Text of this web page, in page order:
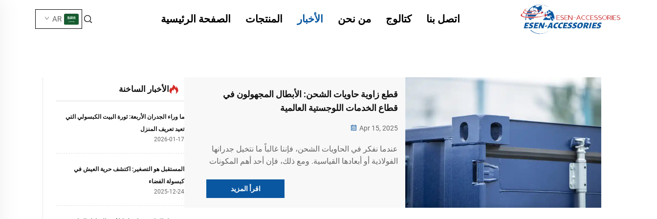
الصفحة الرئيسية المنتجات الأخبار من نحن كتالوج اتصل بنا AR
‌قطع زاوية حاويات الشحن: الأبطال المجهولون في
قطاع الخدمات اللوجستية العالمية
Apr 15, 2025
عندما نفكر في الحاويات الشحن، فإننا غالباً ما نتخيل جدرانها
الفولاذية أو أبعادها القياسية. ومع ذلك، فإن أحد أهم المكونات
اقرأ المزيد
الأخبار الساخنة
ما وراء الجدران الأربعة: ثورة البيت الكبسولي التي
تعيد تعريف المنزل
2026-01-17
المستقبل هو التصغير: اكتشف حرية العيش في
كبسولة الفضاء
2025-12-24